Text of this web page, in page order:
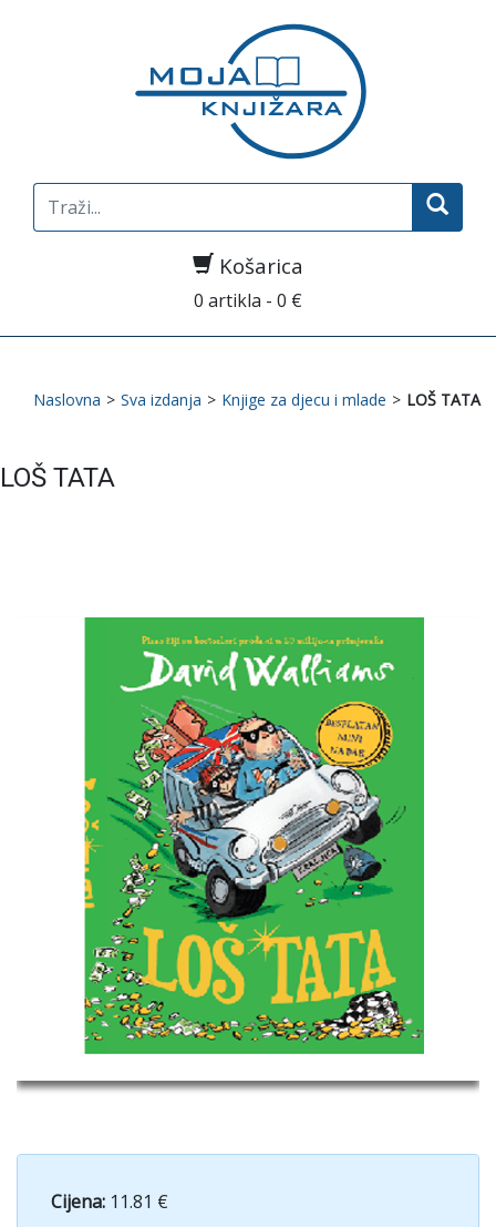
Search
for:
Košarica
0 artikla - 0 €
Naslovna > Sva izdanja > Knjige za djecu i mlade > LOŠ TATA
LOŠ TATA
Cijena: 11.81 €